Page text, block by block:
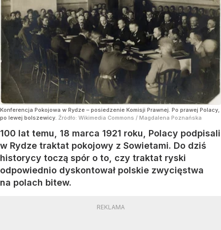
Konferencja Pokojowa w Rydze – posiedzenie Komisji Prawnej. Po prawej Polacy,
po lewej bolszewicy. Źródło: Wikimedia Commons / Magdalena Poznańska
100 lat temu, 18 marca 1921 roku, Polacy podpisali
w Rydze traktat pokojowy z Sowietami. Do dziś
historycy toczą spór o to, czy traktat ryski
odpowiednio dyskontował polskie zwycięstwa
na polach bitew.